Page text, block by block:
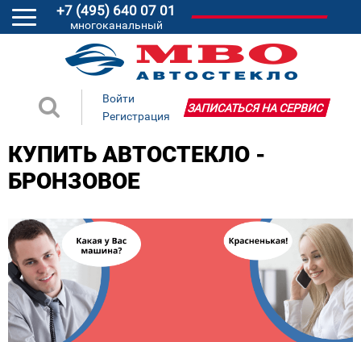
+7 (495) 640 07 01
многоканальный
Войти
Регистрация
ЗАПИСАТЬСЯ НА СЕРВИС
КУПИТЬ АВТОСТЕКЛО -
БРОНЗОВОЕ